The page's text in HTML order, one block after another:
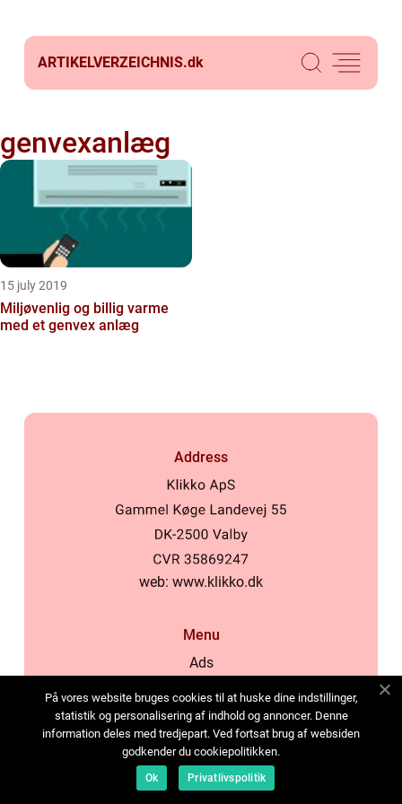
ARTIKELVERZEICHNIS.dk
genvexanlæg
15 july 2019
Miljøvenlig og billig varme
med et genvex anlæg
Address
web: www.klikko.dk
Menu
Ads
Cookies
Contact
Sitemap
På vores website bruges cookies til at huske dine indstillinger,
statistik og personalisering af indhold og annoncer. Denne
information deles med tredjepart. Ved fortsat brug af websiden
godkender du cookiepolitikken.
Ok Privatlivspolitik